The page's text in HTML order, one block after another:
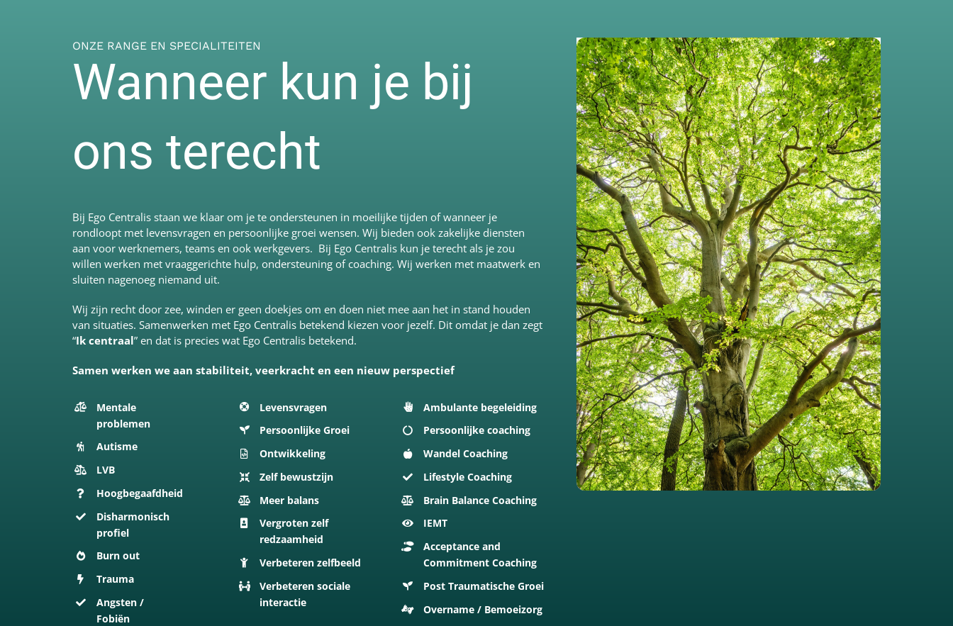
ONZE RANGE EN SPECIALITEITEN
Wanneer kun je bij
ons terecht
Bij Ego Centralis staan we klaar om je te ondersteunen in moeilijke tijden of wanneer je
rondloopt met levensvragen en persoonlijke groei wensen. Wij bieden ook zakelijke diensten
aan voor werknemers, teams en ook werkgevers. Bij Ego Centralis kun je terecht als je zou
willen werken met vraaggerichte hulp, ondersteuning of coaching. Wij werken met maatwerk en
sluiten nagenoeg niemand uit.
Wij zijn recht door zee, winden er geen doekjes om en doen niet mee aan het in stand houden
van situaties. Samenwerken met Ego Centralis betekend kiezen voor jezelf. Dit omdat je dan zegt
“Ik centraal” en dat is precies wat Ego Centralis betekend.
Samen werken we aan stabiliteit, veerkracht en een nieuw perspectief
Mentale
problemen
Autisme
LVB
Hoogbegaafdheid
Disharmonisch
profiel
Burn out
Trauma
Angsten /
Fobiën
Levensvragen
Persoonlijke Groei
Ontwikkeling
Zelf bewustzijn
Meer balans
Vergroten zelf
redzaamheid
Verbeteren zelfbeeld
Verbeteren sociale
interactie
Ambulante begeleiding
Persoonlijke coaching
Wandel Coaching
Lifestyle Coaching
Brain Balance Coaching
IEMT
Acceptance and
Commitment Coaching
Post Traumatische Groei
Overname / Bemoeizorg